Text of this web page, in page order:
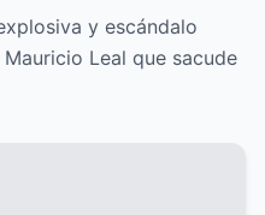
los cimientos de
ocultos y
que nadie
y escándalo
Leal que sacude